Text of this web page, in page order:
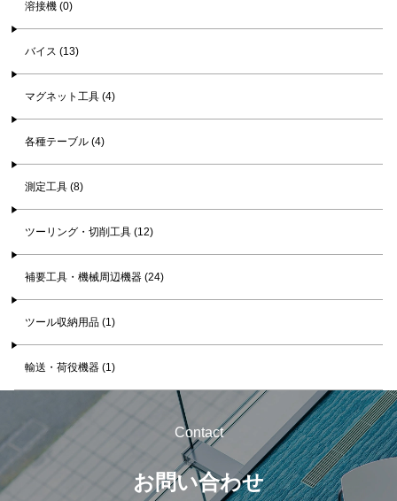
溶接機 (0)
バイス (13)
マグネット工具 (4)
各種テーブル (4)
測定工具 (8)
ツーリング・切削工具 (12)
補要工具・機械周辺機器 (24)
ツール収納用品 (1)
輸送・荷役機器 (1)
Contact
お問い合わせ